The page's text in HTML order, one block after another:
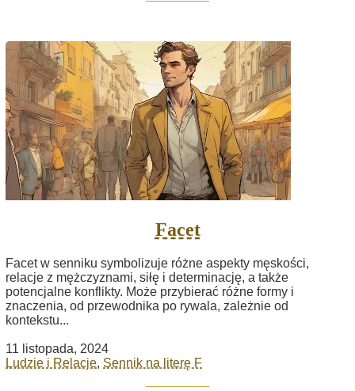
Facet
Facet w senniku symbolizuje różne aspekty męskości,
relacje z mężczyznami, siłę i determinację, a także
potencjalne konflikty. Może przybierać różne formy i
znaczenia, od przewodnika po rywala, zależnie od
kontekstu...
11 listopada, 2024
Ludzie i Relacje, Sennik na literę F